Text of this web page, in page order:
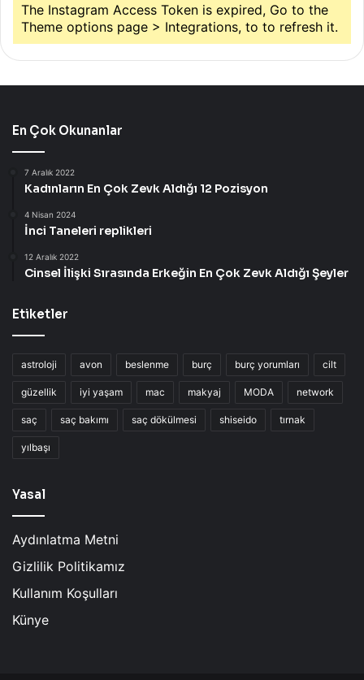
The Instagram Access Token is expired, Go to the
Theme options page > Integrations, to to refresh it.
En Çok Okunanlar
7 Aralık 2022
Kadınların En Çok Zevk Aldığı 12 Pozisyon
4 Nisan 2024
İnci Taneleri replikleri
12 Aralık 2022
Cinsel İlişki Sırasında Erkeğin En Çok Zevk Aldığı Şeyler
Etiketler
astroloji avon beslenme burç burç yorumları cilt
güzellik iyi yaşam mac makyaj MODA network
saç saç bakımı saç dökülmesi shiseido tırnak
yılbaşı
Yasal
Aydınlatma Metni
Gizlilik Politikamız
Kullanım Koşulları
Künye